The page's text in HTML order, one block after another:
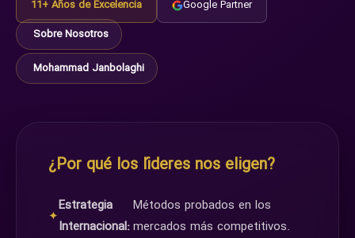
11+ Años de Excelencia
Google Partner
Sobre Nosotros
Mohammad Janbolaghi
¿Por qué los líderes nos eligen?
✦
Estrategia
Internacional:
Métodos probados en los
mercados más competitivos.